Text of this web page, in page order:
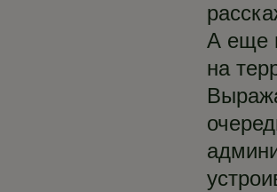
А еще
на